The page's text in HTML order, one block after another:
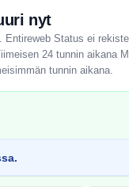
nyt
Entireweb Status ei
24 tunnin aikana
tunnin aikana.